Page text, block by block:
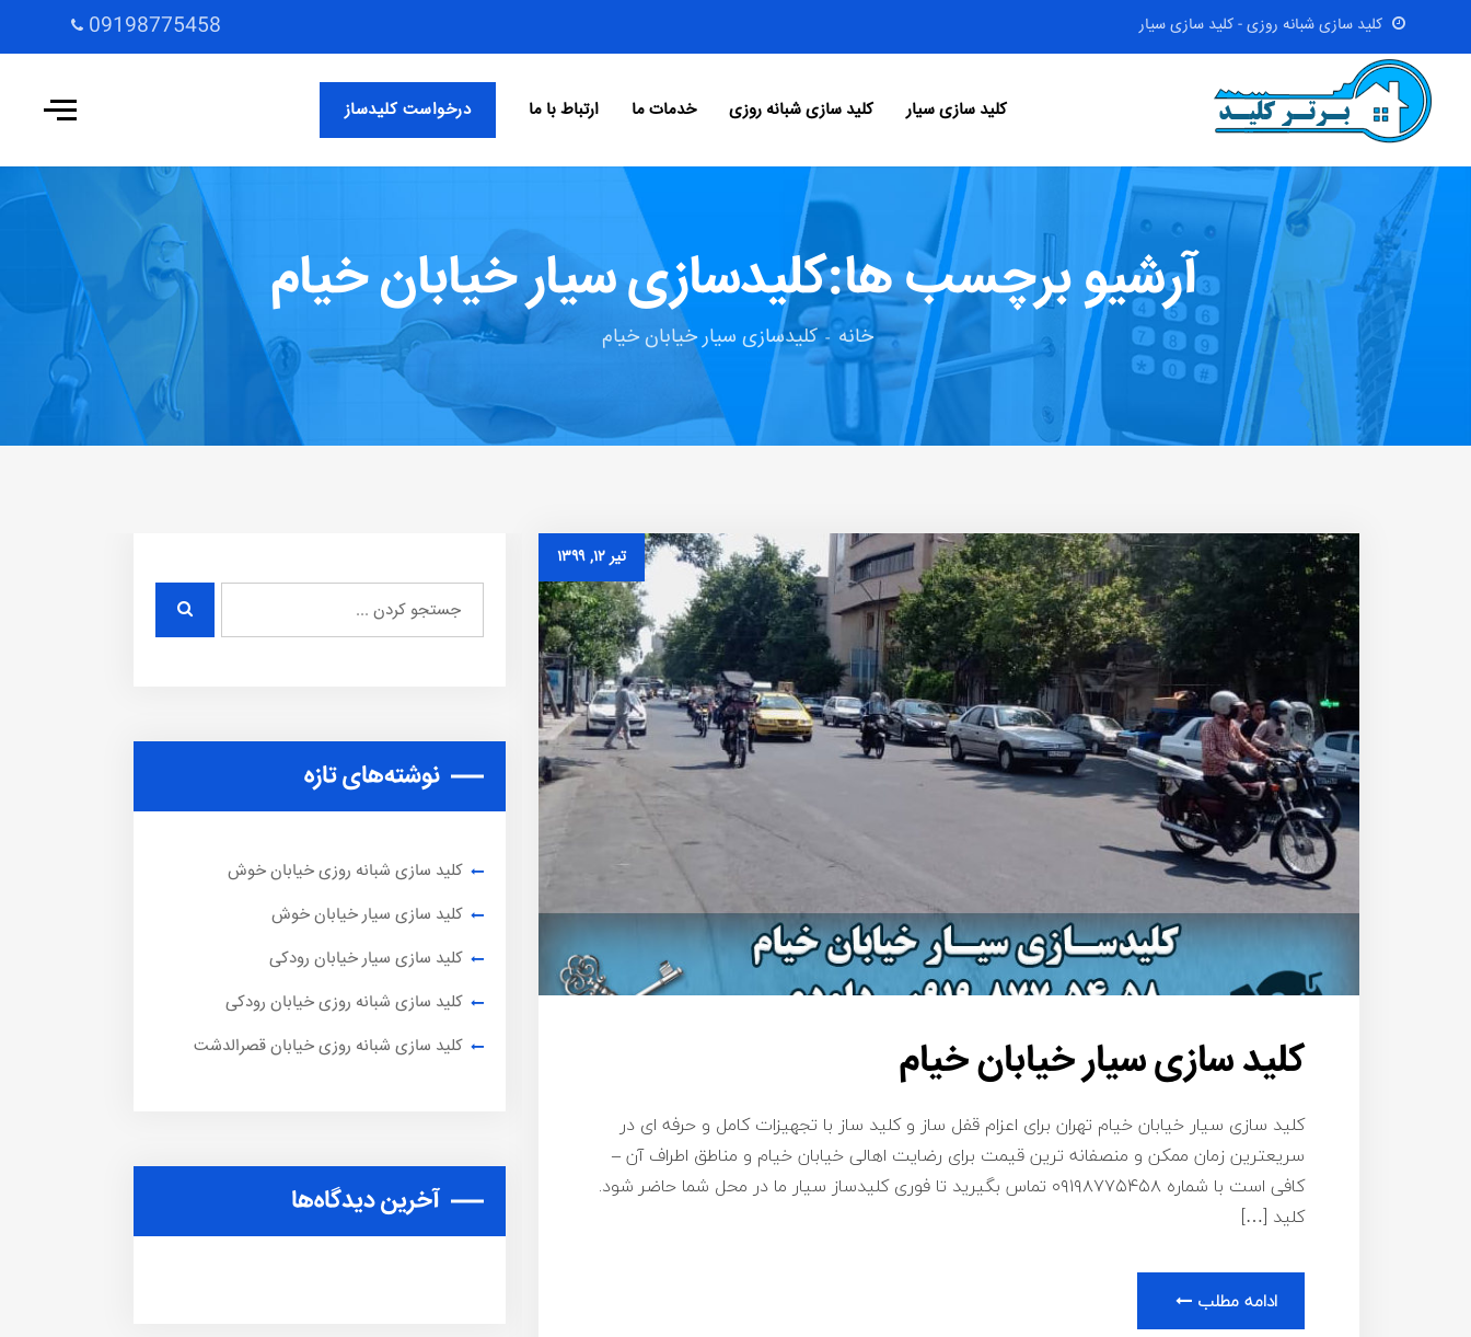
کلید سازی شبانه روزی - کلید سازی سیار 09198775458
کلید سازی سیار کلید سازی شبانه روزی خدمات ما ارتباط با ما درخواست کلیدساز
آرشیو برچسب ها:کلیدسازی سیار خیابان خیام
خانه کلیدسازی سیار خیابان خیام
تیر ۱۲, ۱۳۹۹
کلید سازی سیار خیابان خیام
کلید سازی سیار خیابان خیام تهران برای اعزام قفل ساز و کلید ساز با تجهیزات کامل و حرفه ای در
سریعترین زمان ممکن و منصفانه ترین قیمت برای رضایت اهالی خیابان خیام و مناطق اطراف آن –
کافی است با شماره ۰۹۱۹۸۷۷۵۴۵۸ تماس بگیرید تا فوری کلیدساز سیار ما در محل شما حاضر شود.
کلید […]
ادامه مطلب
نوشته‌های تازه
کلید سازی شبانه روزی خیابان خوش
کلید سازی سیار خیابان خوش
کلید سازی سیار خیابان رودکی
کلید سازی شبانه روزی خیابان رودکی
کلید سازی شبانه روزی خیابان قصرالدشت
آخرین دیدگاه‌ها